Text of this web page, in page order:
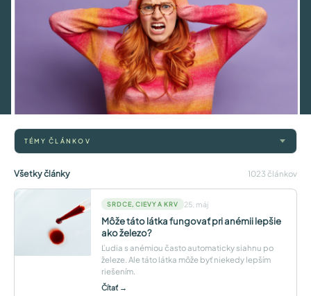
TÉMY ČLÁNKOV
Všetky články 1023 článkov
SRDCE, CIEVY A KRV 25. máj
Môže táto látka fungovať pri anémii lepšie
ako železo?
Ľudia s anémiou často automaticky siahnu po
železe. Ale táto látka môže byť niekedy lepším
riešením.
Čítať →